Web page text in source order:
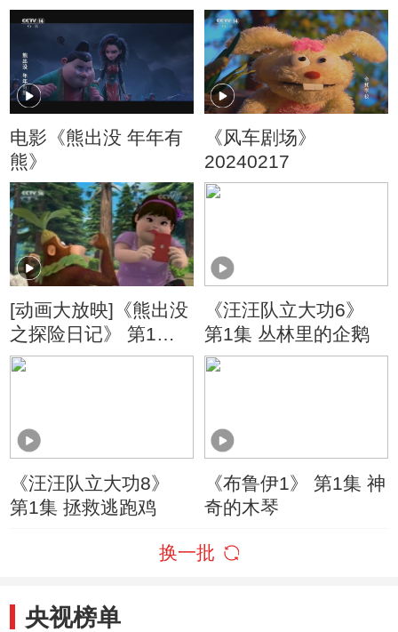
电影《熊出没 年年有
熊》
《风车剧场》
20240217
[动画大放映]《熊出没
之探险日记》 第1集
导游光头强
《汪汪队立大功6》
第1集 丛林里的企鹅
《汪汪队立大功8》
第1集 拯救逃跑鸡
《布鲁伊1》 第1集 神
奇的木琴
换一批
央视榜单